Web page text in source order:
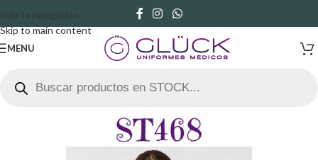
Skip to navigation
Skip to main content
MENU